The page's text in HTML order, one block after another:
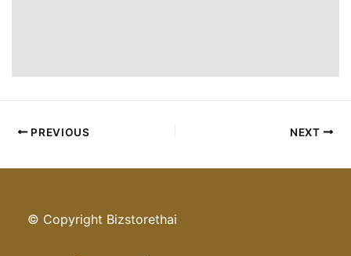
PREVIOUS NEXT
© Copyright Bizstorethai